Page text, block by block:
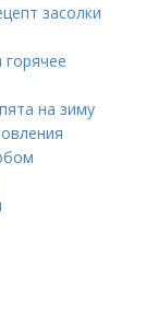
засолки
на зиму